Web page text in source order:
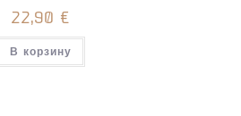
22,90 €
В корзину